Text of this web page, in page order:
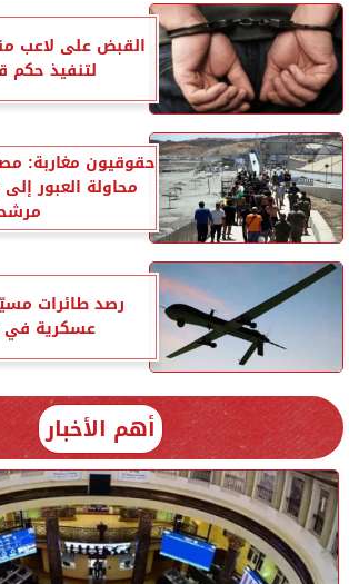
القبض على لاعب
لتنفيذ
محاولة العبور
رصد طائرات
عسكرية في
أهم الأخبار